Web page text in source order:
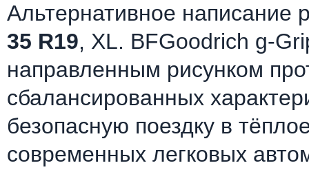
Альтернативное написание
35 R19, XL. BFGoodrich g-
направленным рисунком
сбалансированных
безопасную поездку в
современных легковых